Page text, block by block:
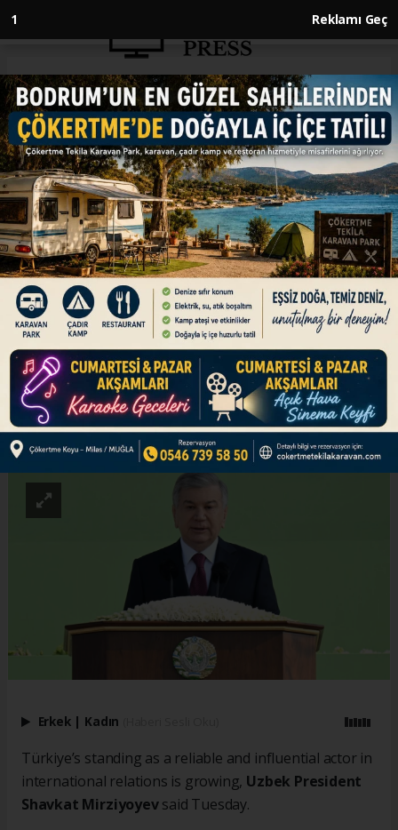
1 Reklamı Geç
Anasayfa ENGLISH
Türkiye’s standing as reliable
actor in international relations
is growing, says Uzbek
president
ENGLISH
12.05.2026 - 17:05, Güncelleme: 12.05.2026 - 17:05
Shavkat Mirziyoyev says Uzbek-Turkish
relations reached comprehensive strategic
level partnership thanks to Türkiye’s president
ABONE OL
Erkek | Kadın
Türkiye’s standing as a reliable and influential actor in
international relations is growing, Uzbek President
Shavkat Mirziyoyevsaid Tuesday.